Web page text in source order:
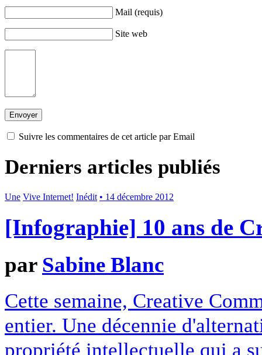
Mail (requis)
Site web
Suivre les commentaires de cet article par Email
Derniers articles publiés
Une Vive Internet! Inédit • 14 décembre 2012
[Infographie] 10 ans de
par Sabine Blanc
Cette semaine, Creative
entier. Une décennie
propriété intellectuelle qui a